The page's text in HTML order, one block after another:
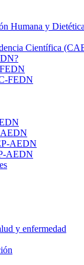
Humana y Dietética
Científica
FEDN
AEDN
AEDN
y enfermedad